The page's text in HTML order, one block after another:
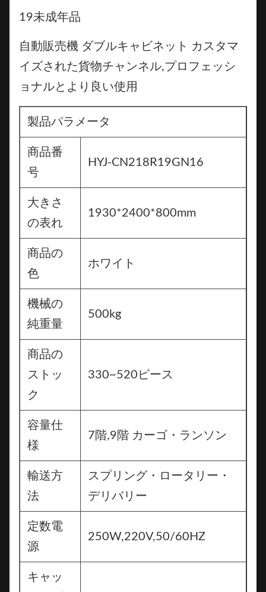
19未成年品
自動販売機 ダブルキャビネット カスタマ
イズされた貨物チャンネル,プロフェッシ
ョナルとより良い使用
製品パラメータ
商品番
号
HYJ-CN218R19GN16
大きさ
の表れ
1930*2400*800mm
商品の
色
ホワイト
機械の
純重量
500kg
商品の
ストッ
ク
330~520ピース
容量仕
様
7階,9階 カーゴ・ランソン
輸送方
法
スプリング・ロータリー・
デリバリー
定数電
源
250W,220V,50/60HZ
キャッ